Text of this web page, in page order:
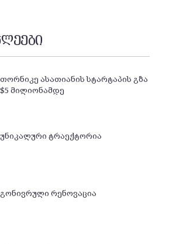
თორნიკე ასათიანის სტარტაპის გზა
$5 მილიონამდე
უნიკალური ტრაექტორია
გონივრული რენოვაცია